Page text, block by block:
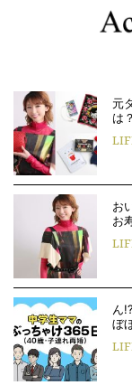
元
は
お
お
ん
ぼ